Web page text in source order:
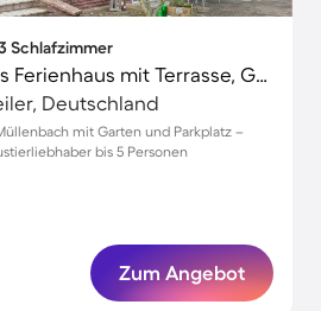
Schlafzimmer
Voll ausgestattetes Ferienhaus mit Terrasse, Grill und Garten | Panoramablick | Haustierfreundlich
Deutschland
mit Garten und Parkplatz –
bis 5 Personen
Zum Angebot